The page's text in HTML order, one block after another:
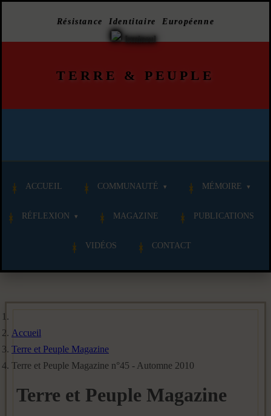
Résistance Identitaire Européenne
TERRE & PEUPLE
ACCUEIL COMMUNAUTÉ MÉMOIRE
RÉFLEXION MAGAZINE PUBLICATIONS
VIDÉOS CONTACT
Accueil
Terre et Peuple Magazine
Terre et Peuple Magazine n°45 - Automne 2010
Terre et Peuple Magazine